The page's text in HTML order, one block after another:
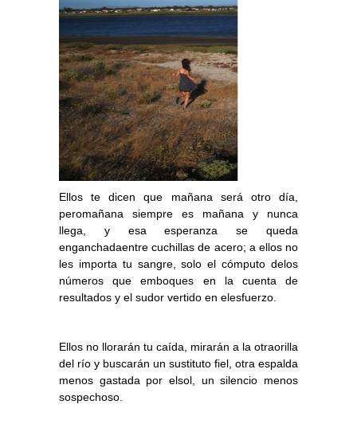
Ellos te dicen que mañana será otro día,
peromañana siempre es mañana y nunca
llega, y esa esperanza se queda
enganchadaentre cuchillas de acero; a ellos no
les importa tu sangre, solo el cómputo delos
números que emboques en la cuenta de
resultados y el sudor vertido en elesfuerzo.
Ellos no llorarán tu caída, mirarán a la otraorilla
del río y buscarán un sustituto fiel, otra espalda
menos gastada por elsol, un silencio menos
sospechoso.